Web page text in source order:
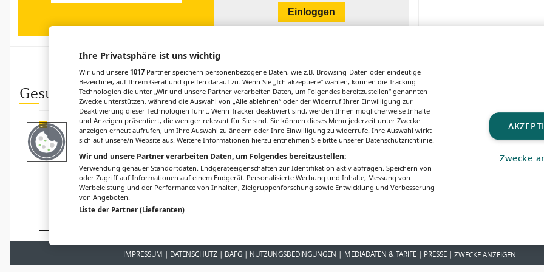
Gesund.at entdecken
PATIENT:INNENKOMMUNIKATION
Menschen mit
psychischer
Beeinträchtigun
g begegnen
FORSCHUNG
Konservierungs
zeit von
Organen durch
neue Technik
verlängert
YOUR DAILY DOSE OF ...
Azithromycin
PERSONALIA
Patrizia K.
Kump wird
Primaria der
Inneren Medizin
bei
IMPRESSUM DATENSCHUTZ BAFG NUTZUNGSBEDINGUNGEN MEDIADATEN & TARIFE PRESSE ZWECKE ANZEIGEN
Ihre Privatsphäre ist uns wichtig
Wir und unsere 1017 Partner speichern personenbezogene Daten, wie z.B. Browsing-Daten oder eindeutige
Bezeichner, auf Ihrem Gerät und greifen darauf zu. Wenn Sie „Ich akzeptiere“ wählen, können die Tracking-
Technologien die unter „Wir und unsere Partner verarbeiten Daten, um Folgendes bereitzustellen“ genannten
Zwecke unterstützen, während die Auswahl von „Alle ablehnen“ oder der Widerruf Ihrer Einwilligung zur
Deaktivierung dieser Technologien führt. Wenn Tracker deaktiviert sind, werden Ihnen möglicherweise Inhalte
und Anzeigen präsentiert, die weniger relevant für Sie sind. Sie können dieses Menü jederzeit unter Zwecke
anzeigen erneut aufrufen, um Ihre Auswahl zu ändern oder Ihre Einwilligung zu widerrufe. Ihre Auswahl wirkt
sich auf unsere/n Website aus. Weitere Informationen hierzu entnehmen Sie bitte unserer Datenschutzrichtlinie.
Wir und unsere Partner verarbeiten Daten, um Folgendes bereitzustellen:
Verwendung genauer Standortdaten. Endgeräteeigenschaften zur Identifikation aktiv abfragen. Speichern von
oder Zugriff auf Informationen auf einem Endgerät. Personalisierte Werbung und Inhalte, Messung von
Werbeleistung und der Performance von Inhalten, Zielgruppenforschung sowie Entwicklung und Verbesserung
von Angeboten.
Liste der Partner (Lieferanten)
Zwecke